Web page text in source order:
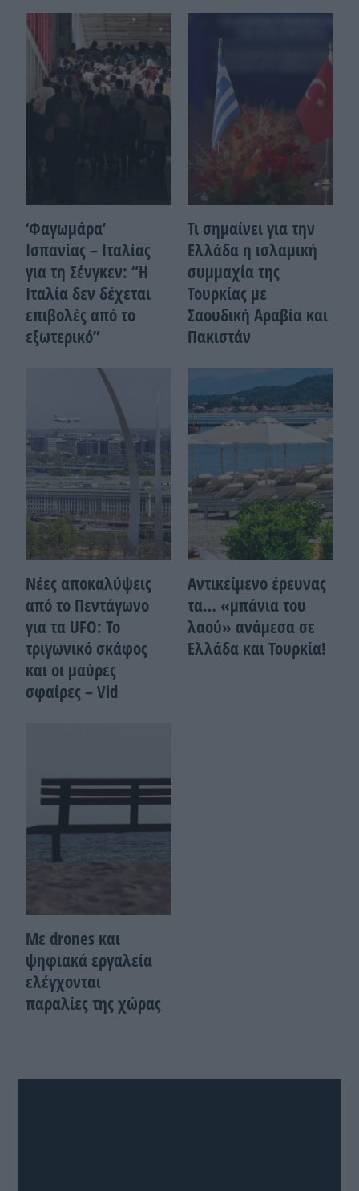
‘Φαγωμάρα’
Ισπανίας – Ιταλίας
για τη Σένγκεν: “Η
Ιταλία δεν δέχεται
επιβολές από το
εξωτερικό”
Τι σημαίνει για την
Ελλάδα η ισλαμική
συμμαχία της
Τουρκίας με
Σαουδική Αραβία και
Πακιστάν
Νέες αποκαλύψεις
από το Πεντάγωνο
για τα UFO: Το
τριγωνικό σκάφος
και οι μαύρες
σφαίρες – Vid
Αντικείμενο έρευνας
τα… «μπάνια του
λαού» ανάμεσα σε
Ελλάδα και Τουρκία!
Με drones και
ψηφιακά εργαλεία
ελέγχονται
παραλίες της χώρας